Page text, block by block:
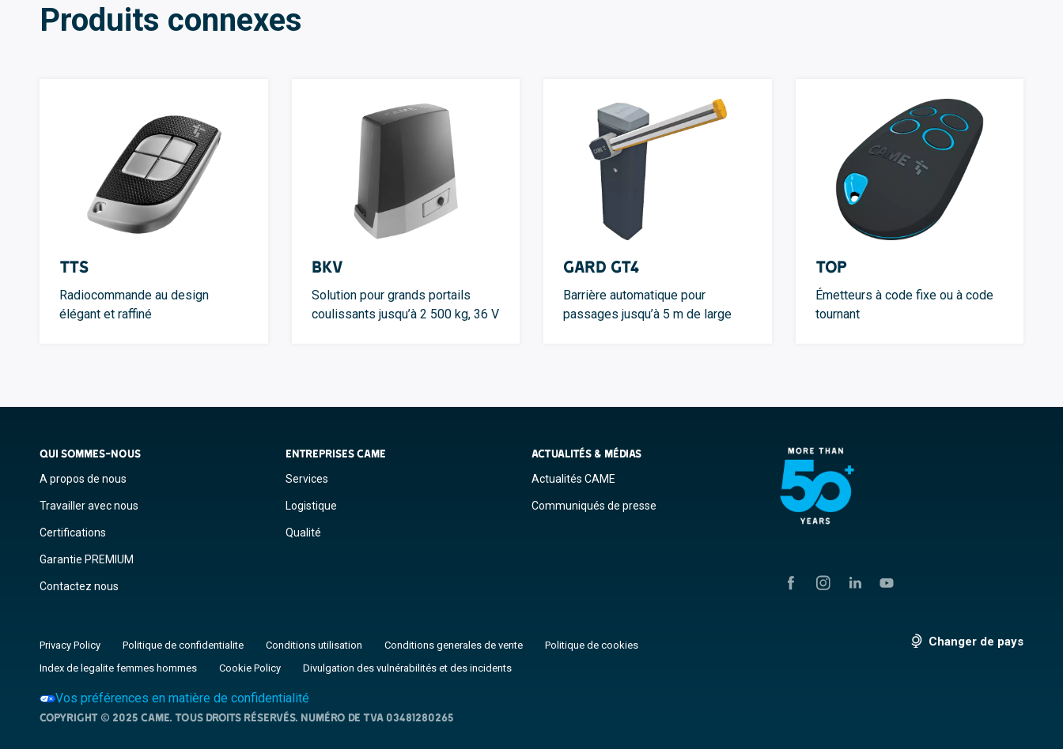
Produits connexes
TTS
Radiocommande au design
élégant et raffiné
BKV
Solution pour grands portails
coulissants jusqu’à 2 500 kg, 36 V
GARD GT4
Barrière automatique pour
passages jusqu’à 5 m de large
TOP
Émetteurs à code fixe ou à code
tournant
QUI SOMMES-NOUS
A propos de nous
Travailler avec nous
Certifications
Garantie PREMIUM
Contactez nous
ENTREPRISES CAME
Services
Logistique
Qualité
ACTUALITÉS & MÉDIAS
Actualités CAME
Communiqués de presse
Privacy Policy Politique de confidentialite Conditions utilisation Conditions generales de vente
Politique de cookies
Index de legalite femmes hommes
Cookie Policy Divulgation des vulnérabilités et des incidents
Changer de pays
Vos préférences en matière de confidentialité
Copyright © 2025 CAME. Tous droits réservés. NUMÉRO DE TVA 03481280265